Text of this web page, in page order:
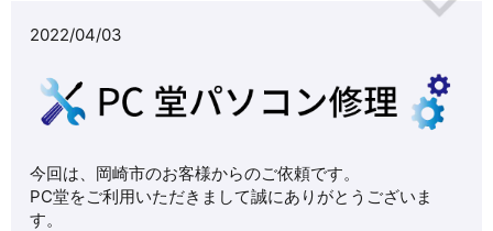
2022/04/03
今回は、岡崎市のお客様からのご依頼です。
PC堂をご利用いただきまして誠にありがとうございま
す。